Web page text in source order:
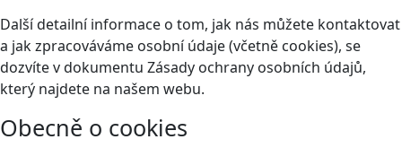
Další detailní informace o tom, jak nás můžete kontaktovat
a jak zpracováváme osobní údaje (včetně cookies), se
dozvíte v dokumentu Zásady ochrany osobních údajů,
který najdete na našem webu.
Obecně o cookies